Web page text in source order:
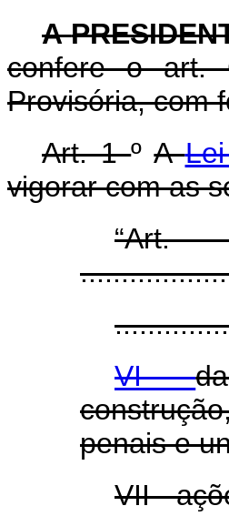
A
confere o art.
Provisória, com
Art. 1ºA
vigorar com as
VI -
penais e
VII -